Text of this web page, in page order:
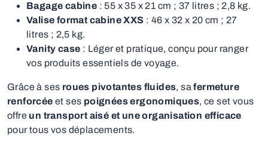
Bagage cabine : 55 x 35 x 21 cm ; 37 litres ; 2,8 kg.
Valise format cabine XXS : 46 x 32 x 20 cm ; 27
litres ; 2,5 kg.
Vanity case : Léger et pratique, conçu pour ranger
vos produits essentiels de voyage.
Grâce à ses roues pivotantes fluides, safermeture
renforcée et ses poignées ergonomiques, ce set vous
offre un transport aisé et une organisation efficace
pour tous vos déplacements.